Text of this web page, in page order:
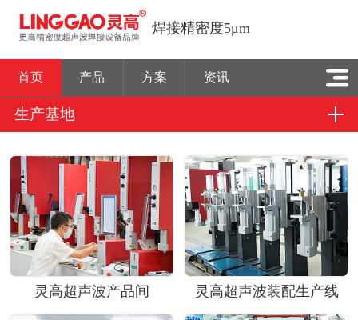
焊接精密度5μm
首页 产品 方案 资讯
生产基地
灵高超声波产品间 灵高超声波装配生产线